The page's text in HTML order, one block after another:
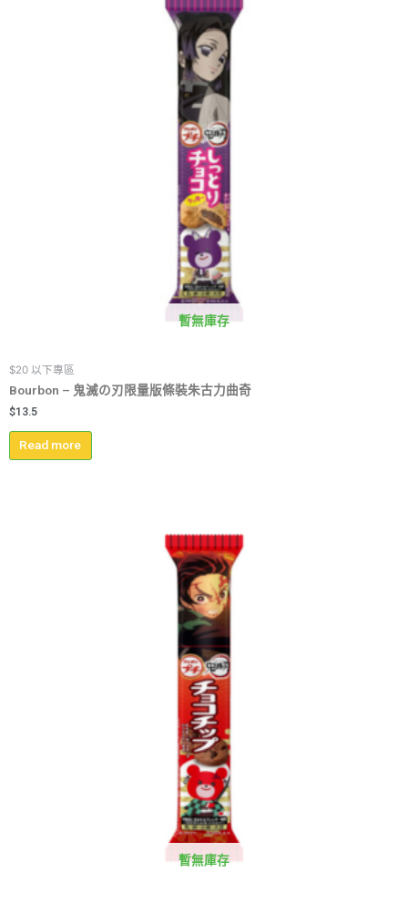
暫無庫存
$20 以下專區
Bourbon – 鬼滅の刃限量版條裝朱古力曲奇
$13.5
Read more
暫無庫存